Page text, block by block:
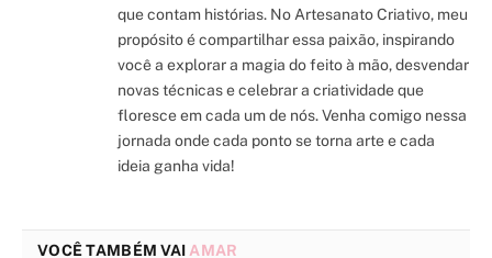
que contam histórias. No Artesanato Criativo, meu
propósito é compartilhar essa paixão, inspirando
você a explorar a magia do feito à mão, desvendar
novas técnicas e celebrar a criatividade que
floresce em cada um de nós. Venha comigo nessa
jornada onde cada ponto se torna arte e cada
ideia ganha vida!
VOCÊ TAMBÉM VAIAMAR